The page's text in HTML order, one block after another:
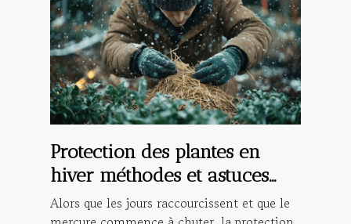
Protection des plantes en
hiver méthodes et astuces
pour un jardin en bonne
Alors que les jours raccourcissent et que le